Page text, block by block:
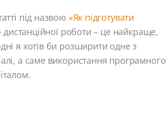
під назвою «Як підготувати
дистанційної роботи – це найкраще,
я хотів би розширити одне з
а саме використання програмного